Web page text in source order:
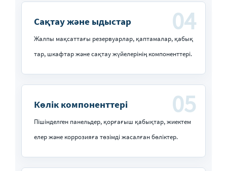
04
Сақтау және ыдыстар
Жалпы мақсаттағы резервуарлар, қаптамалар, қабық
тар, шкафтар және сақтау жүйелерінің компоненттері.
05
Көлік компоненттері
Пішінделген панельдер, қорғағыш қабықтар, жиектем
елер және коррозияға төзімді жасалған бөліктер.